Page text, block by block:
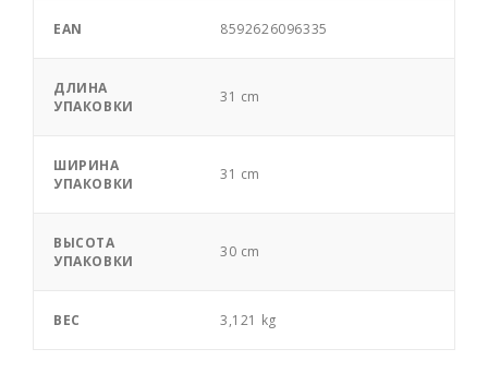
EAN 8592626096335
ДЛИНА
УПАКОВКИ
31 cm
ШИРИНА
УПАКОВКИ
31 cm
ВЫСОТА
УПАКОВКИ
30 cm
ВЕС 3,121 kg